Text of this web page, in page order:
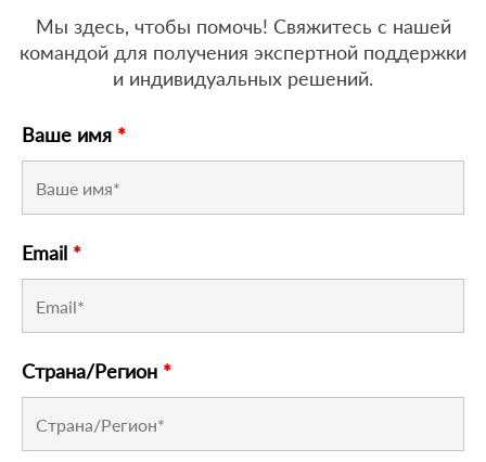
Мы здесь, чтобы помочь! Свяжитесь с нашей
командой для получения экспертной поддержки
и индивидуальных решений.
Ваше имя *
Email *
Страна/Регион *